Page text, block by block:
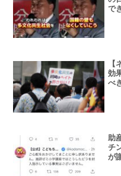
で
効
べ
助
チ
が